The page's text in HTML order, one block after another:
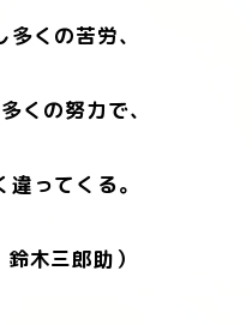
くの苦労、
くの努力で、
ってくる。
木三郎助）